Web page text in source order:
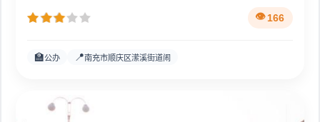
166
🏫公办 📍南充市顺庆区潆溪街道闹